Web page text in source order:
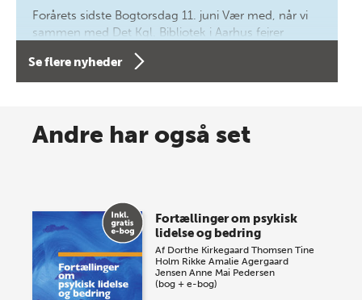
Forårets sidste Bogtorsdag 11. juni Vær med, når vi
sammen med Det Kgl. Bibliotek i Aarhus fejrer
forfatterne bag vores nyes…
Spar op til 70% til sommer-
store sommer-lagersalg, så sæt kryds i kalenderen
onsdag den 10. j…
Se flere nyheder
Andre har også set
Fortællinger om psykisk
lidelse og bedring
Af Dorthe Kirkegaard Thomsen Tine
Holm Rikke Amalie Agergaard
Jensen Anne Mai Pedersen
(bog + e-bog)